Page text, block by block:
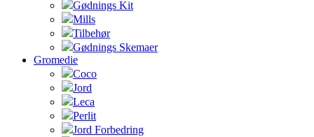
Gødnings Kit
Mills
Tilbehør
Gødnings Skemaer
Gromedie
Coco
Jord
Leca
Perlit
Jord Forbedring